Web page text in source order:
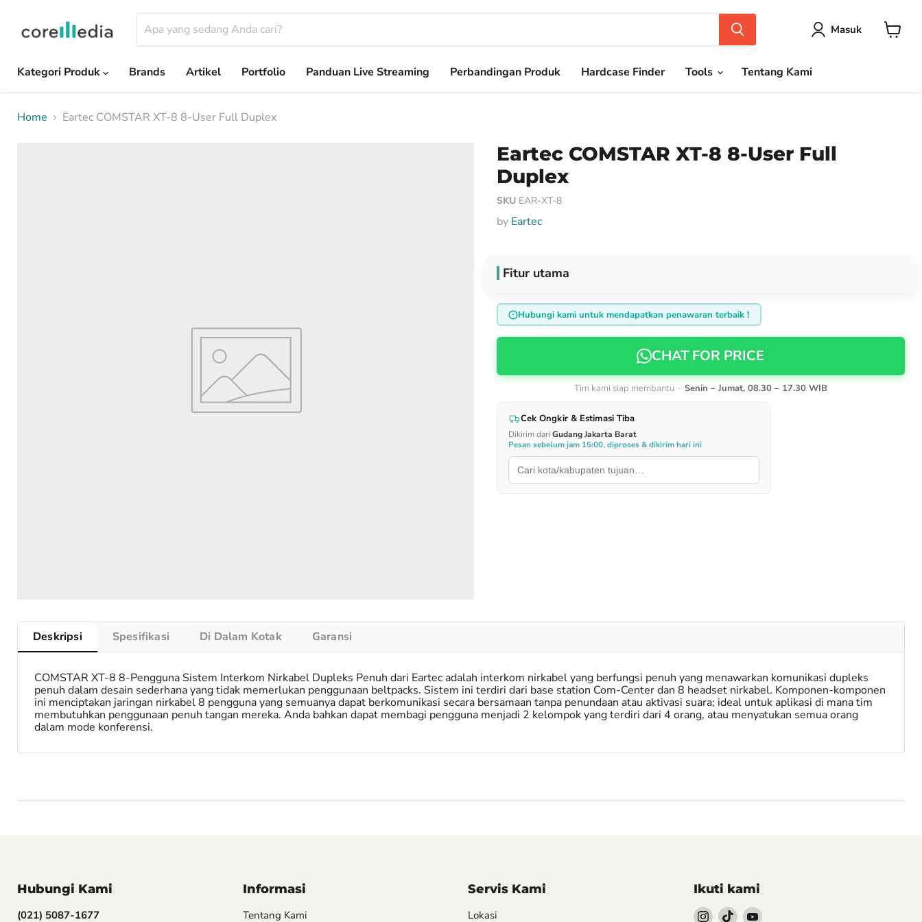
Masuk
Kategori Produk
Brands Artikel Portfolio Panduan Live Streaming Perbandingan Produk Hardcase Finder Tools Tentang Kami
Home Eartec COMSTAR XT-8 8-User Full Duplex
Eartec COMSTAR XT-8 8-User Full
Duplex
SKU EAR-XT-8
by Eartec
Fitur utama
Hubungi kami untuk mendapatkan penawaran terbaik !
CHAT FOR PRICE
Tim kami siap membantu · Senin – Jumat, 08.30 – 17.30 WIB
Cek Ongkir & Estimasi Tiba
Dikirim dari Gudang Jakarta Barat
Pesan sebelum jam 15:00, diproses & dikirim hari ini
Deskripsi Spesifikasi Di Dalam Kotak Garansi
COMSTAR XT-8 8-Pengguna Sistem Interkom Nirkabel Dupleks Penuh dari Eartec adalah interkom nirkabel yang berfungsi penuh yang menawarkan komunikasi dupleks
penuh dalam desain sederhana yang tidak memerlukan penggunaan beltpacks. Sistem ini terdiri dari base station Com-Center dan 8 headset nirkabel. Komponen-komponen
ini menciptakan jaringan nirkabel 8 pengguna yang semuanya dapat berkomunikasi secara bersamaan tanpa penundaan atau aktivasi suara; ideal untuk aplikasi di mana tim
membutuhkan penggunaan penuh tangan mereka. Anda bahkan dapat membagi pengguna menjadi 2 kelompok yang terdiri dari 4 orang, atau menyatukan semua orang
dalam mode konferensi.
Hubungi Kami
(021) 5087-1677
Informasi
Tentang Kami
Servis Kami
Lokasi
Ikuti kami
FollowFollowFollow